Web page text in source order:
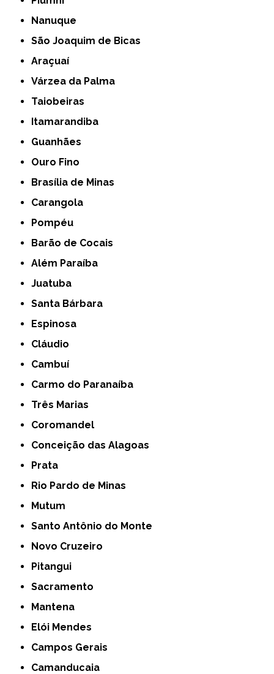
Nanuque
São Joaquim de Bicas
Araçuaí
Várzea da Palma
Taiobeiras
Itamarandiba
Guanhães
Ouro Fino
Brasília de Minas
Carangola
Pompéu
Barão de Cocais
Além Paraíba
Juatuba
Santa Bárbara
Espinosa
Cláudio
Cambuí
Carmo do Paranaíba
Três Marias
Coromandel
Conceição das Alagoas
Prata
Rio Pardo de Minas
Mutum
Santo Antônio do Monte
Novo Cruzeiro
Pitangui
Sacramento
Mantena
Elói Mendes
Campos Gerais
Camanducaia